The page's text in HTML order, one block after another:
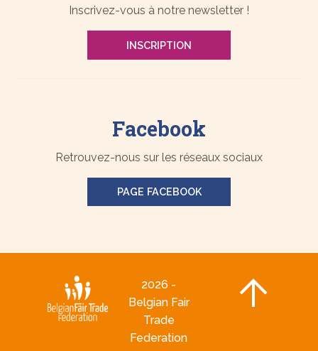
Inscrivez-vous à notre newsletter !
INSCRIPTION
Facebook
Retrouvez-nous sur les réseaux sociaux
PAGE FACEBOOK
2026 -
Belgian Fair
Trade
Federation